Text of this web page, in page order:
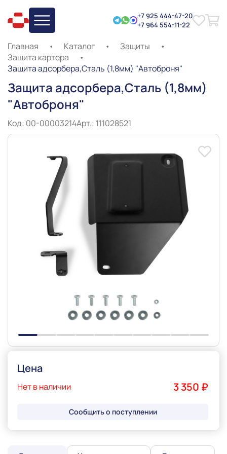
+7 925 444-47-20
+7 964 554-11-22
Главная • Каталог • Защиты
•
Защита картера
•
Защита адсорбера,Сталь (1,8мм) "Автоброня"
Защита адсорбера,Сталь (1,8мм)
"Автоброня"
Код: 00-00003214Арт.: 111028521
Цена
Нет в наличии 3 350 ₽
Сообщить о поступлении